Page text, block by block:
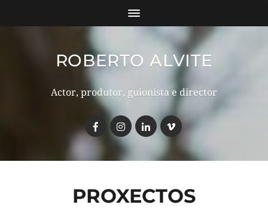
ROBERTO ALVITE
Actor, produtor, guionista e director
PROXECTOS